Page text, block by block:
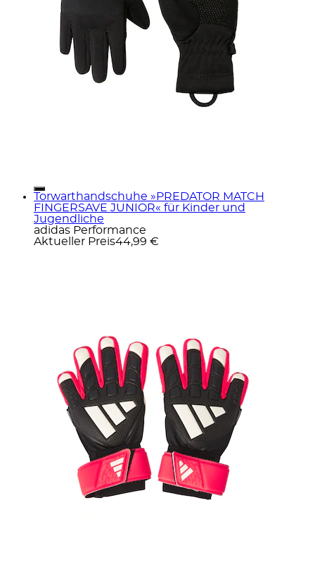
Torwarthandschuhe »PREDATOR MATCH
FINGERSAVE JUNIOR« für Kinder und
Jugendliche
adidas Performance
Aktueller Preis44,99 €